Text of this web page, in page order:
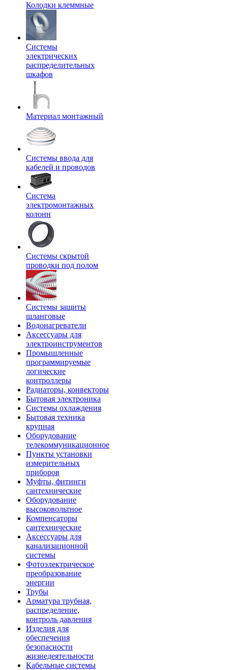
Колодки клеммные
Системы
электрических
распределительных
шкафов
Материал монтажный
Системы ввода для
кабелей и проводов
Система
электромонтажных
колонн
Системы скрытой
проводки под полом
Системы защиты
шланговые
Водонагреватели
Аксессуары для
электроинструментов
Промышленные
программируемые
логические
контроллеры
Радиаторы, конвекторы
Бытовая электроника
Системы охлаждения
Бытовая техника
крупная
Оборудование
телекоммуникационное
Пункты установки
измерительных
приборов
Муфты, фитинги
сантехнические
Оборудование
высоковольтное
Компенсаторы
сантехнические
Аксессуары для
канализационной
системы
Фотоэлектрическое
преобразование
энергии
Трубы
Арматура трубная,
распределение,
контроль давления
Изделия для
обеспечения
безопасности
жизнедеятельности
Кабельные системы